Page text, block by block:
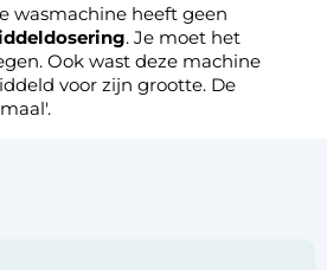
wasmachine heeft geen
. Je moet het
Ook wast deze machine
voor zijn grootte. De